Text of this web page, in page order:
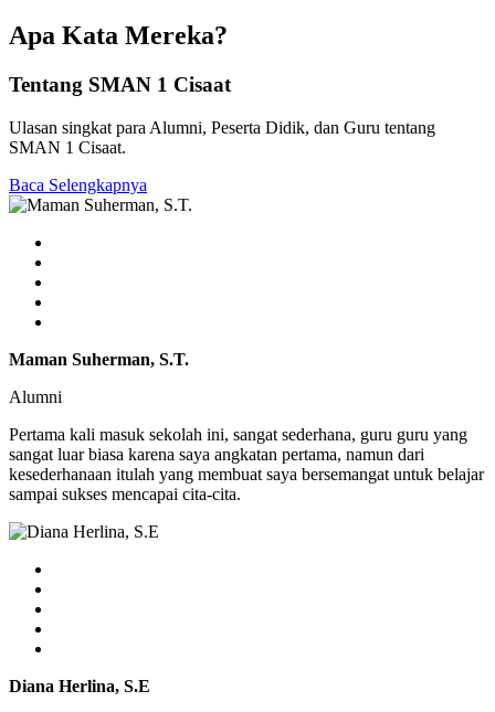
Apa Kata Mereka?
Tentang SMAN 1 Cisaat
Ulasan singkat para Alumni, Peserta Didik, dan Guru tentang
SMAN 1 Cisaat.
Baca Selengkapnya
Maman Suherman, S.T.
Alumni
Pertama kali masuk sekolah ini, sangat sederhana, guru guru yang
sangat luar biasa karena saya angkatan pertama, namun dari
kesederhanaan itulah yang membuat saya bersemangat untuk belajar
sampai sukses mencapai cita-cita.
Diana Herlina, S.E